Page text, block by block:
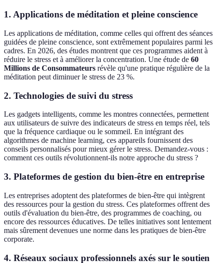
1. Applications de méditation et pleine conscience
Les applications de méditation, comme celles qui offrent des séances
guidées de pleine conscience, sont extrêmement populaires parmi les
cadres. En 2026, des études montrent que ces programmes aident à
réduire le stress et à améliorer la concentration. Une étude de 60
Millions de Consommateurs révèle qu'une pratique régulière de la
méditation peut diminuer le stress de 23 %.
2. Technologies de suivi du stress
Les gadgets intelligents, comme les montres connectées, permettent
aux utilisateurs de suivre des indicateurs de stress en temps réel, tels
que la fréquence cardiaque ou le sommeil. En intégrant des
algorithmes de machine learning, ces appareils fournissent des
conseils personnalisés pour mieux gérer le stress. Demandez-vous :
comment ces outils révolutionnent-ils notre approche du stress ?
3. Plateformes de gestion du bien-être en entreprise
Les entreprises adoptent des plateformes de bien-être qui intègrent
des ressources pour la gestion du stress. Ces plateformes offrent des
outils d'évaluation du bien-être, des programmes de coaching, ou
encore des ressources éducatives. De telles initiatives sont lentement
mais sûrement devenues une norme dans les pratiques de bien-être
corporate.
4. Réseaux sociaux professionnels axés sur le soutien